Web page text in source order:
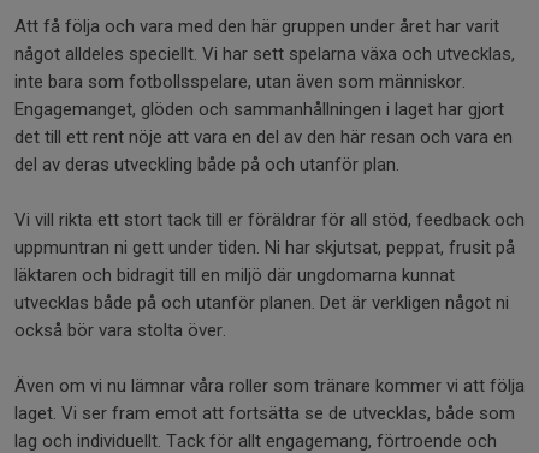
Att få följa och vara med den här gruppen under året har varit
något alldeles speciellt. Vi har sett spelarna växa och utvecklas,
inte bara som fotbollsspelare, utan även som människor.
Engagemanget, glöden och sammanhållningen i laget har gjort
det till ett rent nöje att vara en del av den här resan och vara en
del av deras utveckling både på och utanför plan.
Vi vill rikta ett stort tack till er föräldrar för all stöd, feedback och
uppmuntran ni gett under tiden. Ni har skjutsat, peppat, frusit på
läktaren och bidragit till en miljö där ungdomarna kunnat
utvecklas både på och utanför planen. Det är verkligen något ni
också bör vara stolta över.
Även om vi nu lämnar våra roller som tränare kommer vi att följa
laget. Vi ser fram emot att fortsätta se de utvecklas, både som
lag och individuellt. Tack för allt engagemang, förtroende och